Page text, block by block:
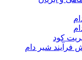
کود
فرآیند شیر دام